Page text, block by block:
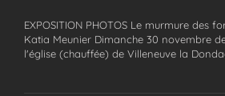
EXPOSITION PHOTOS Le murmure des
Katia Meunier Dimanche 30 novembre
l'église (chauffée) de Villeneuve la